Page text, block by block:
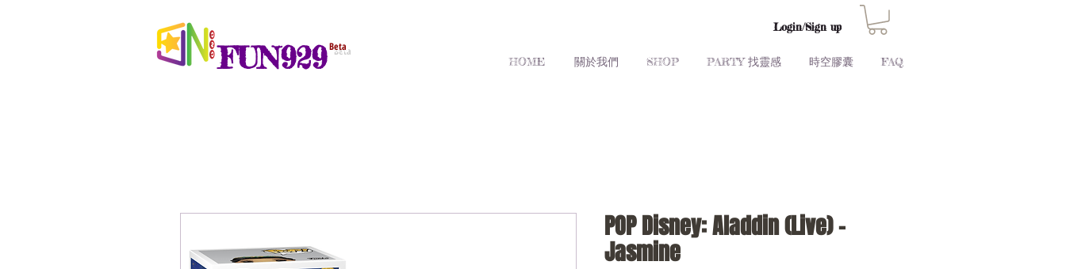
Beta
FUN929
Login/Sign up
HOME 關於我們 SHOP PARTY 找靈感 時空膠囊 FAQ
POP Disney: Aladdin (Live) -
Jasmine